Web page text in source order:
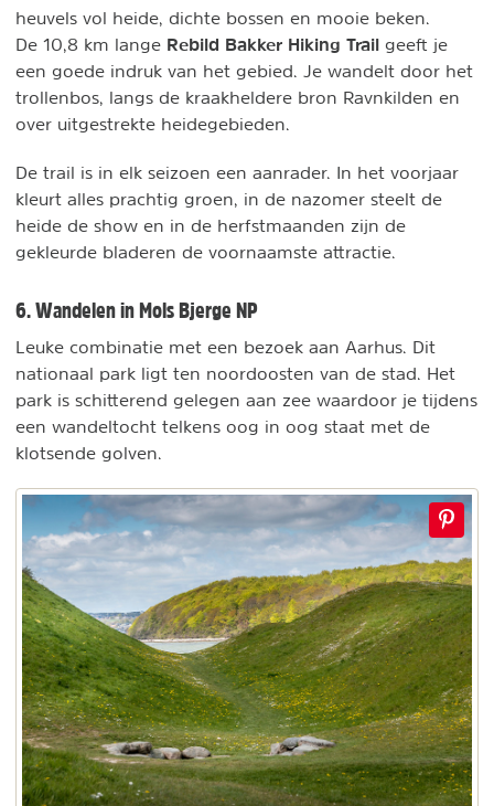
heuvels vol heide, dichte bossen en mooie beken.
De 10,8 km lange Rebild Bakker Hiking Trail geeft je
een goede indruk van het gebied. Je wandelt door het
trollenbos, langs de kraakheldere bron Ravnkilden en
over uitgestrekte heidegebieden.
De trail is in elk seizoen een aanrader. In het voorjaar
kleurt alles prachtig groen, in de nazomer steelt de
heide de show en in de herfstmaanden zijn de
gekleurde bladeren de voornaamste attractie.
6. Wandelen in Mols Bjerge NP
Leuke combinatie met een bezoek aan Aarhus. Dit
nationaal park ligt ten noordoosten van de stad. Het
park is schitterend gelegen aan zee waardoor je tijdens
een wandeltocht telkens oog in oog staat met de
klotsende golven.